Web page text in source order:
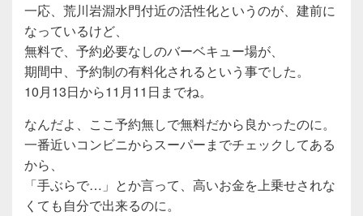
一応、荒川岩淵水門付近の活性化というのが、建前に
なっているけど、
無料で、予約必要なしのバーベキュー場が、
期間中、予約制の有料化されるという事でした。
10月13日から11月11日までね。
なんだよ、ここ予約無しで無料だから良かったのに。
一番近いコンビニからスーパーまでチェックしてある
から、
「手ぶらで…」とか言って、高いお金を上乗せされな
くても自分で出来るのに。